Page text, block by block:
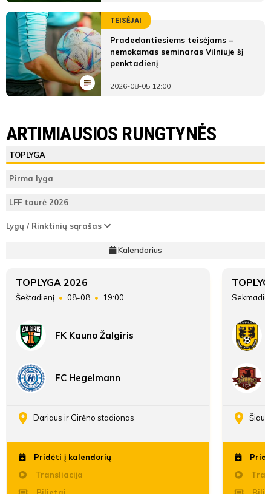
TEISĖJAI
Pradedantiesiems teisėjams –
nemokamas seminaras Vilniuje šį
penktadienį
2026-08-05 12:00
ARTIMIAUSIOS RUNGTYNĖS
TOPLYGA
Pirma lyga
LFF taurė 2026
Lygų / Rinktinių sąrašas
Kalendorius
TOPLYGA 2026
Šeštadienį 08-08 19:00
FK Kauno Žalgiris
FC Hegelmann
Dariaus ir Girėno stadionas
Pridėti į kalendorių
Transliacija